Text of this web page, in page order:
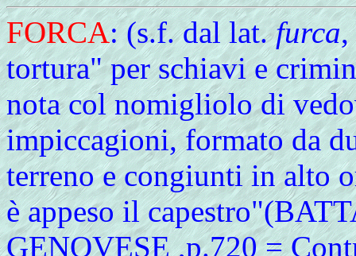
FORCA: (s.f. dal lat.furca,
tortura" per schiavi e
nota col nomigliolo di
impiccagioni, formato da
terreno e congiunti in alto
è appeso il
GENOVESE ,p.720 =